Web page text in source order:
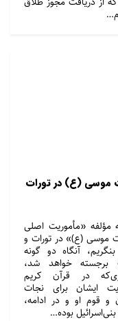
موسی (ع) در تورات
مؤلفه «مأموریت اصلی
موسی (ع)» در تورات و
آنگاه دو گونه
برجسته خواهد شد،
در قرآن کریم
ایشان برای نجات
و قوم او و در ادامه،
بوده…